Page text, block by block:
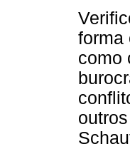
forma
como